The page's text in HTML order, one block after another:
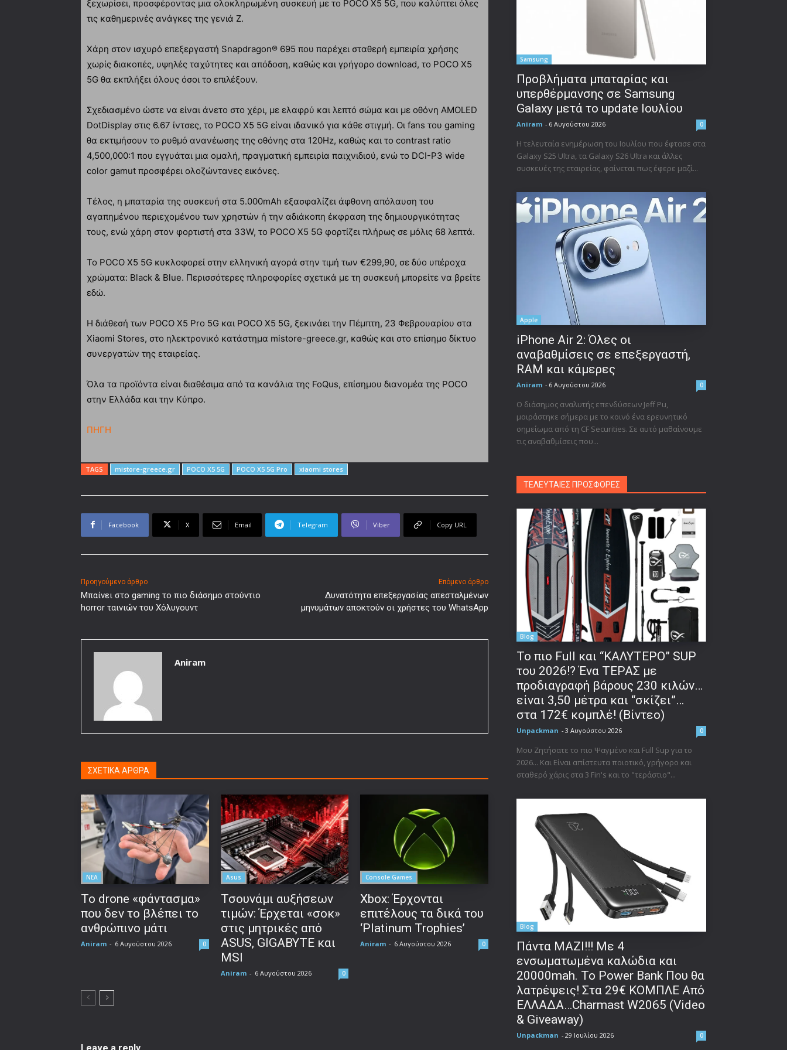
ξεχωρίσει, προσφέροντας μια ολοκληρωμένη συσκευή με το POCO X5 5G, που καλύπτει όλες
τις καθημερινές ανάγκες της γενιά Z.
Χάρη στον ισχυρό επεξεργαστή Snapdragon® 695 που παρέχει σταθερή εμπειρία χρήσης
χωρίς διακοπές, υψηλές ταχύτητες και απόδοση, καθώς και γρήγορο download, το POCO X5
5G θα εκπλήξει όλους όσοι το επιλέξουν.
Σχεδιασμένο ώστε να είναι άνετο στο χέρι, με ελαφρύ και λεπτό σώμα και με οθόνη AMOLED
DotDisplay στις 6.67 ίντσες, το POCO X5 5G είναι ιδανικό για κάθε στιγμή. Οι fans του gaming
θα εκτιμήσουν το ρυθμό ανανέωσης της οθόνης στα 120Hz, καθώς και το contrast ratio
4,500,000:1 που εγγυάται μια ομαλή, πραγματική εμπειρία παιχνιδιού, ενώ το DCI-P3 wide
color gamut προσφέρει ολοζώντανες εικόνες.
Τέλος, η μπαταρία της συσκευή στα 5.000mAh εξασφαλίζει άφθονη απόλαυση του
αγαπημένου περιεχομένου των χρηστών ή την αδιάκοπη έκφραση της δημιουργικότητας
τους, ενώ χάρη στον φορτιστή στα 33W, το POCO X5 5G φορτίζει πλήρως σε μόλις 68 λεπτά.
Το POCO X5 5G κυκλοφορεί στην ελληνική αγορά στην τιμή των €299,90, σε δύο υπέροχα
χρώματα: Black & Blue. Περισσότερες πληροφορίες σχετικά με τη συσκευή μπορείτε να βρείτε
εδώ.
Η διάθεσή των POCO X5 Pro 5G και POCO X5 5G, ξεκινάει την Πέμπτη, 23 Φεβρουαρίου στα
Xiaomi Stores, στο ηλεκτρονικό κατάστημα mistore-greece.gr, καθώς και στο επίσημο δίκτυο
συνεργατών της εταιρείας.
Όλα τα προϊόντα είναι διαθέσιμα από τα κανάλια της FoQus, επίσημου διανομέα της POCO
στην Ελλάδα και την Κύπρο.
ΠΗΓΗ
TAGS mistore-greece.gr POCO X5 5G POCO X5 5G Pro xiaomi stores
Facebook X Email Telegram Viber Copy URL
Προηγούμενο άρθρο
Μπαίνει στο gaming τo πιο διάσημο στούντιο
horror ταινιών του Χόλυγουντ
Επόμενο άρθρο
Δυνατότητα επεξεργασίας απεσταλμένων
μηνυμάτων αποκτούν οι χρήστες του WhatsApp
Aniram
ΣΧΕΤΙΚΑ ΑΡΘΡΑ
ΝΕΑ
Το drone «φάντασμα»
που δεν το βλέπει το
ανθρώπινο μάτι
Aniram - 6 Αυγούστου 2026 0
Asus
Τσουνάμι αυξήσεων
τιμών: Έρχεται «σοκ»
στις μητρικές από
ASUS, GIGABYTE και
MSI
Aniram - 6 Αυγούστου 2026 0
Console Games
Xbox: Έρχονται
επιτέλους τα δικά του
‘Platinum Trophies’
Aniram - 6 Αυγούστου 2026 0
Samsung
Προβλήματα μπαταρίας και
υπερθέρμανσης σε Samsung
Galaxy μετά το update Ιουλίου
Aniram - 6 Αυγούστου 2026 0
Η τελευταία ενημέρωση του Ιουλίου που έφτασε στα
Galaxy S25 Ultra, τα Galaxy S26 Ultra και άλλες
συσκευές της εταιρείας, φαίνεται πως έφερε μαζί...
Apple
iPhone Air 2: Όλες οι
αναβαθμίσεις σε επεξεργαστή,
RAM και κάμερες
Aniram - 6 Αυγούστου 2026 0
Ο διάσημος αναλυτής επενδύσεων Jeff Pu,
μοιράστηκε σήμερα με το κοινό ένα ερευνητικό
σημείωμα από τη CF Securities. Σε αυτό μαθαίνουμε
τις αναβαθμίσεις που...
ΤΕΛΕΥΤΑΙΕΣ ΠΡΟΣΦΟΡΕΣ
Blog
To πιο Full και “ΚΑΛΥΤΕΡΟ” SUP
του 2026!? Ένα ΤΕΡΑΣ με
προδιαγραφή βάρους 230 κιλών…
είναι 3,50 μέτρα και “σκίζει”…
στα 172€ κομπλέ! (Βίντεο)
Unpackman - 3 Αυγούστου 2026 0
Μου Ζητήσατε το πιο Ψαγμένο και Full Sup για το
2026... Και Είναι απίστευτα ποιοτικό, γρήγορο και
σταθερό χάρις στα 3 Fin's και το "τεράστιο"...
Blog
Πάντα ΜΑΖΙ!!! Με 4
ενσωματωμένα καλώδια και
20000mah. Το Power Bank Που θα
λατρέψεις! Στα 29€ ΚΟΜΠΛΕ Από
ΕΛΛΑΔΑ…Charmast W2065 (Video
& Giveaway)
Unpackman - 29 Ιουλίου 2026 0